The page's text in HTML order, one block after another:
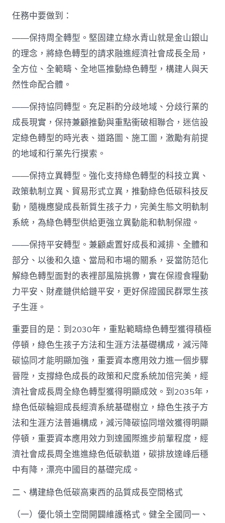
國
網〉
中
任務中要做到：
——保持周全轉型。堅固建立綠水青山就是金山銀山
的理念，將綠色轉型的請求融進經濟社會成長全局，
全方位、全範疇、全地區推動綠色轉型，構建人與天
然性命配合體。
——保持協同轉型。充足斟酌分歧地域、分歧行業的
成長現實，保持兼顧推動與重點衝破相聯合，迷信設
定綠色轉型的時光表、道路圖、施工圖，激勵有前提
的地域和行業先行摸索。
——保持立異轉型。強化支持綠色轉型的科技立異、
政策軌制立異、貿易形式立異，推動綠色低碳科技反
動，隨機應變成長新質生孩子力，完美生態文明軌制
系統，為綠色轉型供給更強立異動能和軌制保證。
——保持平安轉型。兼顧處置好成長和減排、全體和
部分、以後和久遠、當局和市場的關系，妥當防范化
解綠色轉型面對的表裡部風險挑釁，實在保證食糧動
力平安、財產鏈供給鏈平安，更好保證國民群眾生孩
子生涯。
重要目的是：到2030年，重點範疇綠色轉型獲得積極
停頓，綠色生孩子方法和生涯方法基礎構成，減污降
碳協同才能明顯加強，重要資本應用效力進一個步驟
晉陞，支撐綠色成長的政策和尺度系統加倍完美，經
濟社會成長周全綠色轉型獲得明顯成效。到2035年，
綠色低碳輪迴成長經濟系統基礎樹立，綠色生孩子方
法和生涯方法普遍構成，減污降碳協同增效獲得明顯
停頓，重要資本應用效力到達國際進步前輩程度，經
濟社會成長周全進進綠色低碳軌道，碳排放達峰后穩
中有降，漂亮中國目的基礎完成。
二、構建綠色低碳高東西的品質成長空間格式
（一）優化領土空間開闢維護格式。健全全國同一、